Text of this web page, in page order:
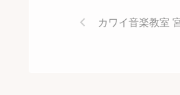
カワイ音楽教室